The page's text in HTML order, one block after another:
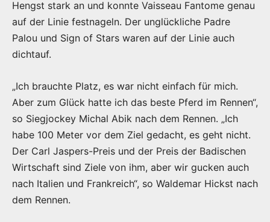
Hengst stark an und konnte Vaisseau Fantome genau
auf der Linie festnageln. Der unglückliche Padre
Palou und Sign of Stars waren auf der Linie auch
dichtauf.
„Ich brauchte Platz, es war nicht einfach für mich.
Aber zum Glück hatte ich das beste Pferd im Rennen“,
so Siegjockey Michal Abik nach dem Rennen. „Ich
habe 100 Meter vor dem Ziel gedacht, es geht nicht.
Der Carl Jaspers-Preis und der Preis der Badischen
Wirtschaft sind Ziele von ihm, aber wir gucken auch
nach Italien und Frankreich“, so Waldemar Hickst nach
dem Rennen.